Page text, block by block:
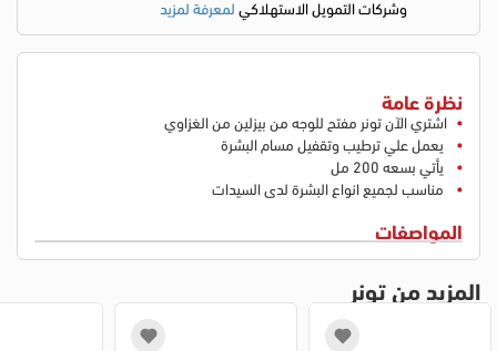
وشركات التمويل الاستهلاكيلمعرفة لمزيد
نظرة عامة
اشتري الآن تونر مفتح للوجه من بيزلين من الغزاوي
يعمل علي ترطيب وتقفيل مسام البشرة
يأتي بسعه 200 مل
مناسب لجميع انواع البشرة لدى السيدات
المواصفات
المزيد من تونر